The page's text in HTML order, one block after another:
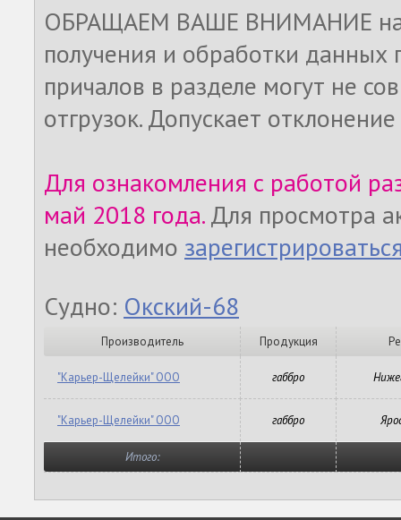
ОБРАЩАЕМ ВАШЕ ВНИМАНИЕ на
получения и обработки данных
причалов в разделе могут не
отгрузок. Допускает
Для ознакомления с работой
май 2018 года.Для просмотра
необходимо
Судно: Окский-68
Производитель Продукция
"Карьер-Щелейки" ООО габбро
"Карьер-Щелейки" ООО габбро
Итого: